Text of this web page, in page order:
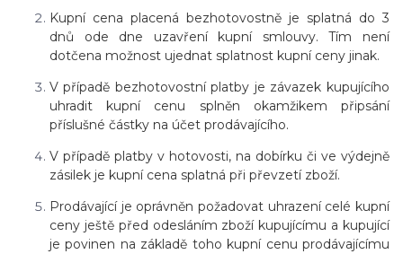
Kupní cena placená bezhotovostně je splatná do 3
dnů ode dne uzavření kupní smlouvy. Tím není
dotčena možnost ujednat splatnost kupní ceny jinak.
V případě bezhotovostní platby je závazek kupujícího
uhradit kupní cenu splněn okamžikem připsání
příslušné částky na účet prodávajícího.
V případě platby v hotovosti, na dobírku či ve výdejně
zásilek je kupní cena splatná při převzetí zboží.
Prodávající je oprávněn požadovat uhrazení celé kupní
ceny ještě před odesláním zboží kupujícímu a kupující
je povinen na základě toho kupní cenu prodávajícímu